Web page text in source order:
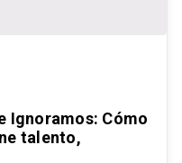
Ignoramos: Cómo
talento,